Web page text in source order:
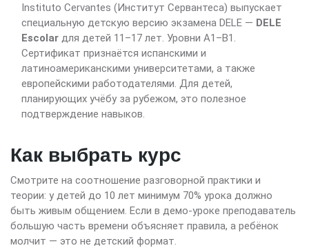
Instituto Cervantes (Институт Сервантеса) выпускает
специальную детскую версию экзамена DELE — DELE
Escolar для детей 11–17 лет. Уровни A1–B1.
Сертификат признаётся испанскими и
латиноамериканскими университетами, а также
европейскими работодателями. Для детей,
планирующих учёбу за рубежом, это полезное
подтверждение навыков.
Как выбрать курс
Смотрите на соотношение разговорной практики и
теории: у детей до 10 лет минимум 70% урока должно
быть живым общением. Если в демо-уроке преподаватель
большую часть времени объясняет правила, а ребёнок
молчит — это не детский формат.